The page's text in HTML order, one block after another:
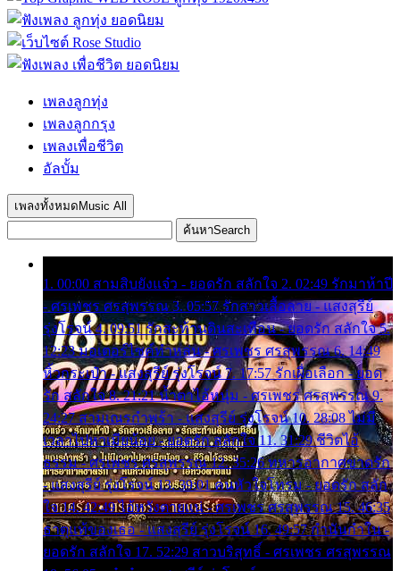
เพลงลูกทุ่ง
เพลงลูกกรุง
เพลงเพื่อชีวิต
อัลบั้ม
เพลงทั้งหมด Music All
ค้นหาSearch
1. 00:00 สามสิบยังแจ๋ว - ยอดรัก สลักใจ 2. 02:49 รักมาห้าปี
- ศรเพชร ศรสุพรรณ 3. 05:57 รักสาวเสื้อลาย - แสงสุรีย์
รุ่งโรจน์ 4. 09:51 รักสะท้านดินสะเทือน - ยอดรัก สลักใจ 5.
12:23 มอเตอร์ไซค์ทำหล่น - ศรเพชร ศรสุพรรณ 6. 14:49
หิ้วกระเป๋า - แสงสุรีย์ รุ่งโรจน์ 7. 17:57 รักเผื่อเลือก - ยอด
รัก สลักใจ 8. 21:21 น้ำตาไอ้หนุ่ม - ศรเพชร ศรสุพรรณ 9.
24:27 สามเณรกำพร้า - แสงสุรีย์ รุ่งโรจน์ 10. 28:08 ไม่มี
เวลาไปหาเมียน้อย - ยอดรัก สลักใจ 11. 31:29 ชีวิตไอ้
ธรรม - ศรเพชร ศรสุพรรณ 12. 35:26 ทหารอากาศขาดรัก
- แสงสุรีย์ รุ่งโรจน์ 13. 39:01 คนหัวใจโทรม - ยอดรัก สลัก
ใจ 14. 42:49 ไอ้หวังตายแน่ - ศรเพชร ศรสุพรรณ 15. 46:35
ธาตุแท้ของเธอ - แสงสุรีย์ รุ่งโรจน์ 16. 49:57 กำนันกำใน -
ยอดรัก สลักใจ 17. 52:29 สาวบริสุทธิ์ - ศรเพชร ศรสุพรรณ